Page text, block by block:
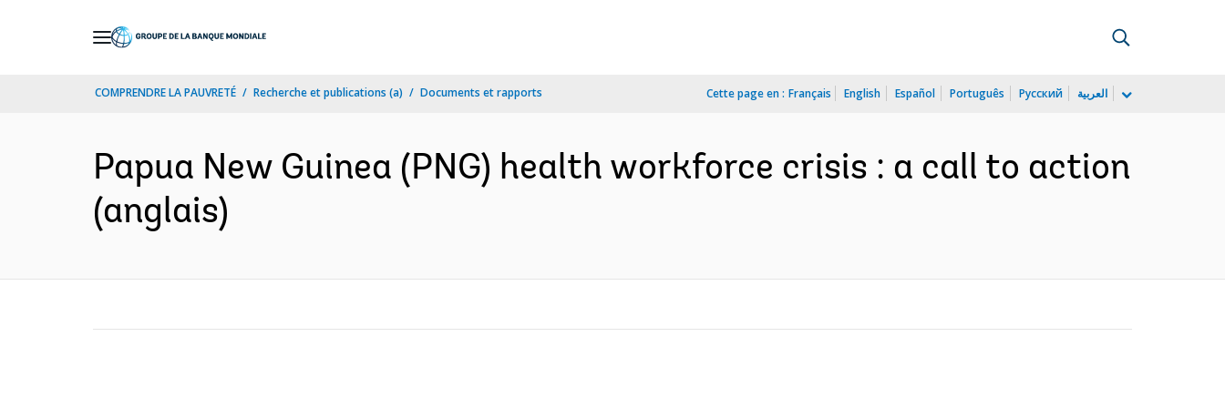
COMPRENDRE LA PAUVRETÉ Recherche et publications (a) Documents et rapports Cette page en : Français English Español Português Русский العربية
Papua New Guinea (PNG) health workforce crisis : a call to action
(anglais)